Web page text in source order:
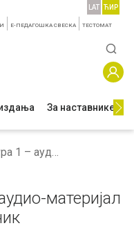
Е-ПЕДАГОШКА СВЕСКА TЕСТОМАТ
LAT ЋИР
За наставнике
Музичка култура 1 – аудио-материјал уз уџбеник
материјал